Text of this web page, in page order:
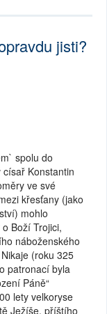
jisti?
spolu do
Konstantin
ve své
křesťany (jako
mohlo
Boží Trojici,
náboženského
(roku 325
patronací byla
Páně“
lety velkoryse
Ježíše, příštího